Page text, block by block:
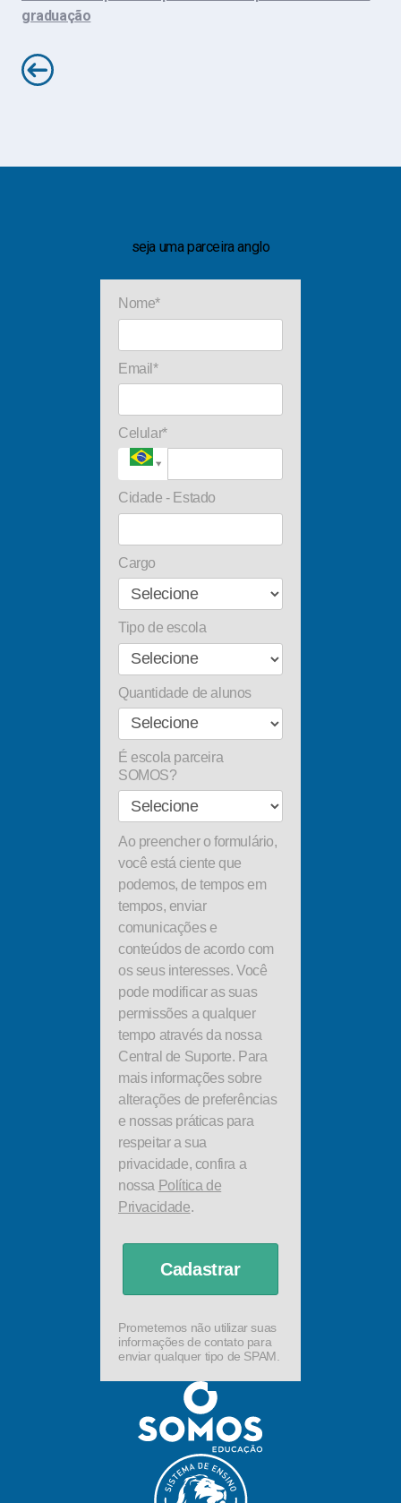
graduação
seja uma parceira anglo
Nome*
Email*
Celular*
Cidade - Estado
Cargo
Tipo de escola
Quantidade de alunos
É escola parceira
SOMOS?
Ao preencher o formulário,
você está ciente que
podemos, de tempos em
tempos, enviar
comunicações e
conteúdos de acordo com
os seus interesses. Você
pode modificar as suas
permissões a qualquer
tempo através da nossa
Central de Suporte. Para
mais informações sobre
alterações de preferências
e nossas práticas para
respeitar a sua
privacidade, confira a
nossa Política de
Privacidade.
Cadastrar
Prometemos não utilizar suas
informações de contato para
enviar qualquer tipo de SPAM.